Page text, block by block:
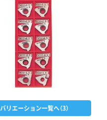
バリエーション一覧へ（3）